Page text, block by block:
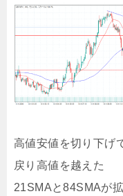
高値安値を切り下げ
戻り高値を越えた
21SMAと84SMAが